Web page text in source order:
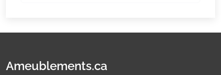
Ameublements.ca